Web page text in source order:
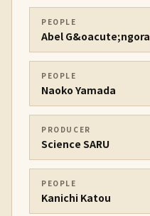
PEOPLE
Abel G&oacute;ngora
PEOPLE
Naoko Yamada
PRODUCER
Science SARU
PEOPLE
Kanichi Katou